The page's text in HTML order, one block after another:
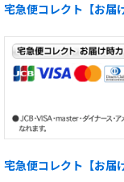
宅急便コレクト【お届
宅急便コレクト【お届